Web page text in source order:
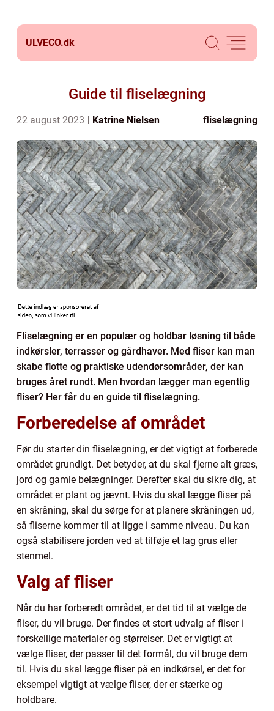
ULVECO.dk
Guide til fliselægning
22 august 2023 Katrine Nielsen fliselægning
Fliselægning er en populær og holdbar løsning til både
indkørsler, terrasser og gårdhaver. Med fliser kan man
skabe flotte og praktiske udendørsområder, der kan
bruges året rundt. Men hvordan lægger man egentlig
fliser? Her får du en guide til fliselægning.
Forberedelse af området
Før du starter din fliselægning, er det vigtigt at forberede
området grundigt. Det betyder, at du skal fjerne alt græs,
jord og gamle belægninger. Derefter skal du sikre dig, at
området er plant og jævnt. Hvis du skal lægge fliser på
en skråning, skal du sørge for at planere skråningen ud,
så fliserne kommer til at ligge i samme niveau. Du kan
også stabilisere jorden ved at tilføje et lag grus eller
stenmel.
Valg af fliser
Når du har forberedt området, er det tid til at vælge de
fliser, du vil bruge. Der findes et stort udvalg af fliser i
forskellige materialer og størrelser. Det er vigtigt at
vælge fliser, der passer til det formål, du vil bruge dem
til. Hvis du skal lægge fliser på en indkørsel, er det for
eksempel vigtigt at vælge fliser, der er stærke og
holdbare.